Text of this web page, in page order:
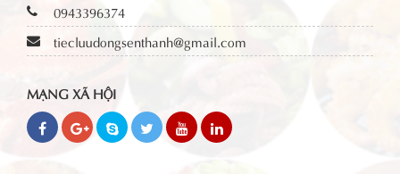
0943396374
tiecluudongsenthanh@gmail.com
MẠNG XÃ HỘI